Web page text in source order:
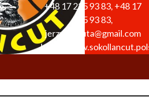
+48 17 225 93 83, +48 17
225 93 83,
jerzykoszuta@gmail.com
http://